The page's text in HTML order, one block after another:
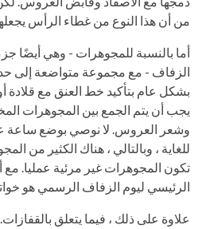
من أن هذا النوع من غطاء الرأس
أما بالنسبة للمجوهرات - وهي أيضًا
الزفاف - مع مجموعة متواضعة إلى
بشكل عام بتأكيد خط العنق مع قلادة
يجب أن يتم الجمع بين المجوهرات
وشعر العروس. لا نوصي بوضع ساعة
للغاية ، وبالتالي ، هناك الكثير من
تكون المجوهرات غير مرئية عمليا. مع
الرئيسي ليوم الزفاف الرسمي هو
علاوة على ذلك ، فيما يتعلق